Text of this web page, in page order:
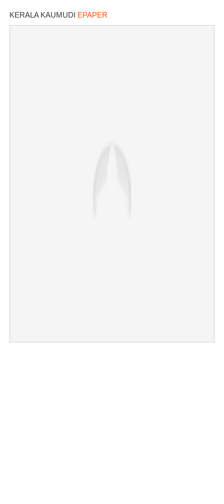
KERALA KAUMUDI EPAPER